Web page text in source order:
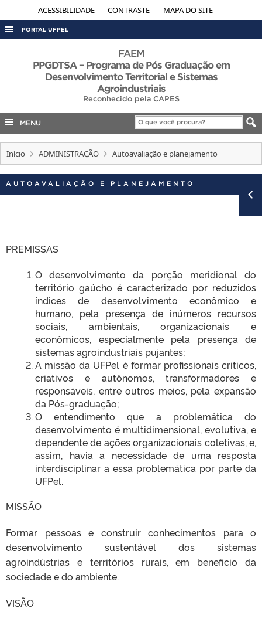
ACESSIBILIDADE CONTRASTE MAPA DO SITE
PORTAL UFPEL
AUDITORIA
FAEM
PPGDTSA – Programa de Pós Graduação em
Desenvolvimento Territorial e Sistemas
Agroindustriais
Reconhecido pela CAPES
MENU
Início ADMINISTRAÇÃO Autoavaliação e planejamento
AUTOAVALIAÇÃO E PLANEJAMENTO
PREMISSAS
O desenvolvimento da porção meridional do
território gaúcho é caracterizado por reduzidos
índices de desenvolvimento econômico e
humano, pela presença de inúmeros recursos
sociais, ambientais, organizacionais e
econômicos, especialmente pela presença de
sistemas agroindustriais pujantes;
A missão da UFPel é formar profissionais críticos,
criativos e autônomos, transformadores e
responsáveis, entre outros meios, pela expansão
da Pós-graduação;
O entendimento que a problemática do
desenvolvimento é multidimensional, evolutiva, e
dependente de ações organizacionais coletivas, e,
assim, havia a necessidade de uma resposta
interdisciplinar a essa problemática por parte da
UFPel.
MISSÃO
Formar pessoas e construir conhecimentos para o
desenvolvimento sustentável dos sistemas
agroindústrias e territórios rurais, em benefício da
sociedade e do ambiente.
VISÃO